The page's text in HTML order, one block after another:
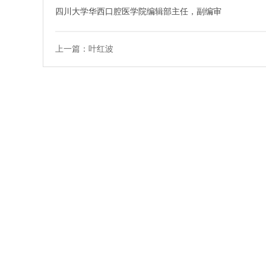
四川大学华西口腔医学院编辑部主任，副编审
上一篇：叶红波